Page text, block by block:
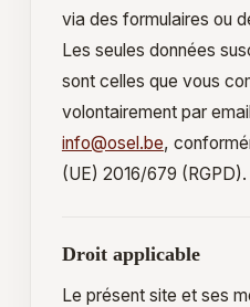
via des formulaires ou
Les seules données
sont celles que vous
volontairement par
info@osel.be,
(UE) 2016/679 (RGPD).
Droit applicable
Le présent site et ses